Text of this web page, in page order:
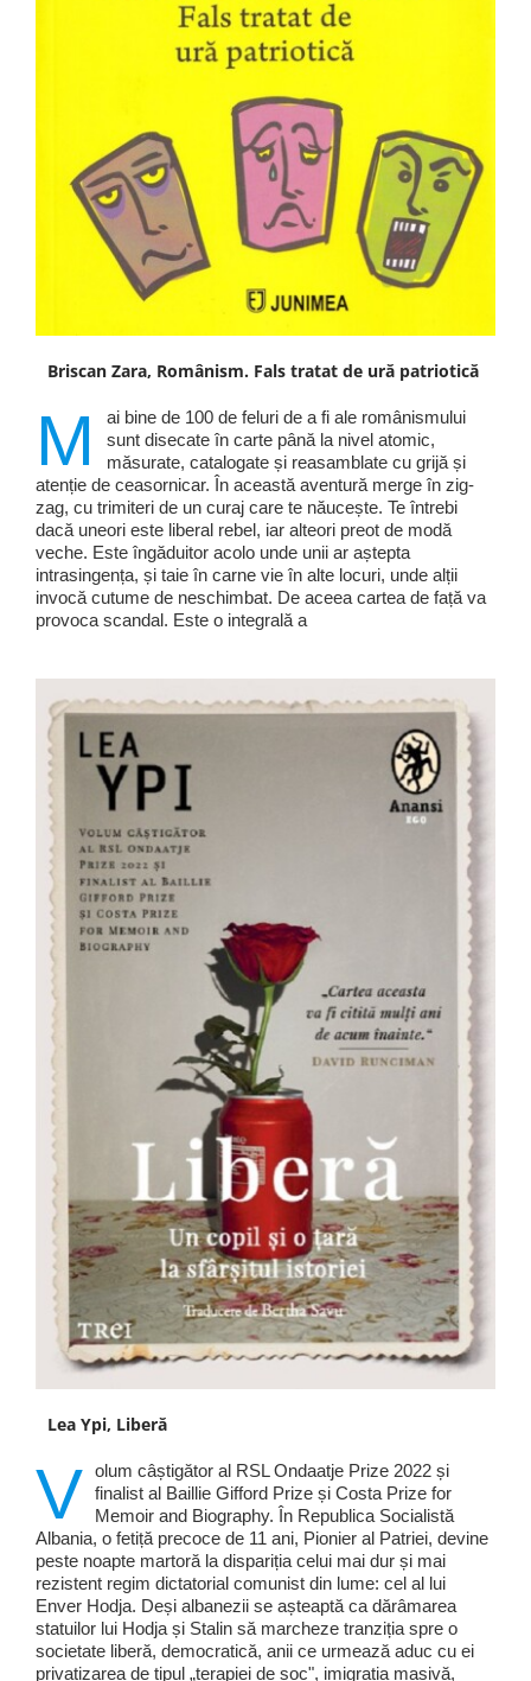
Briscan Zara, Românism. Fals tratat de ură patriotică
M
ai bine de 100 de feluri de a fi ale românismului
sunt disecate în carte până la nivel atomic,
măsurate, catalogate și reasamblate cu grijă și
atenție de ceasornicar. În această aventură merge în zig-
zag, cu trimiteri de un curaj care te năucește. Te întrebi
dacă uneori este liberal rebel, iar alteori preot de modă
veche. Este îngăduitor acolo unde unii ar aștepta
intrasingența, și taie în carne vie în alte locuri, unde alții
invocă cutume de neschimbat. De aceea cartea de față va
provoca scandal. Este o integrală a
Lea Ypi, Liberă
V olum câștigător al RSL Ondaatje Prize 2022 și
finalist al Baillie Gifford Prize și Costa Prize for
Memoir and Biography. În Republica Socialistă
Albania, o fetiță precoce de 11 ani, Pionier al Patriei, devine
peste noapte martoră la dispariția celui mai dur și mai
rezistent regim dictatorial comunist din lume: cel al lui
Enver Hodja. Deși albanezii se așteaptă ca dărâmarea
statuilor lui Hodja și Stalin să marcheze tranziția spre o
societate liberă, democratică, anii ce urmează aduc cu ei
privatizarea de tipul „terapiei de șoc", imigrația masivă,